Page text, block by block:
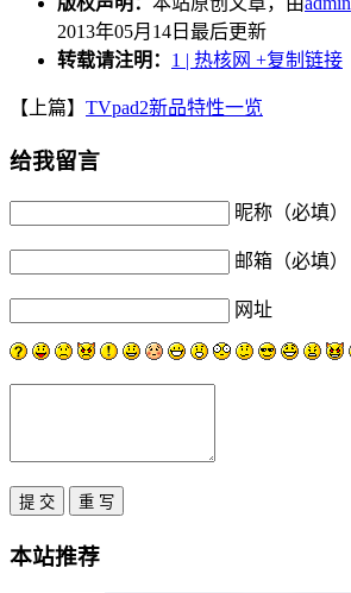
2013年05月14日最后更新
转载请注明： 1 | 热核网 +复制链接
【上篇】 TVpad2新品特性一览
给我留言
昵称（必填）
邮箱（必填）
网址
本站推荐